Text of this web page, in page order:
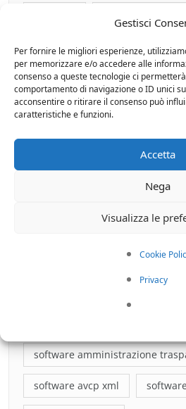
Gestisci
Per fornire le migliori esperienze,
per memorizzare e/o accedere alle
consenso a queste tecnologie ci
comportamento di navigazione o ID unici
acconsentire o ritirare il consenso può
caratteristiche e funzioni.
Accetta
Nega
Visualizza le
Cookie
Privacy
comma 32 art 1 legge 190/12
creazione file xml anac
D.L. n. 83/2012 ddl
decreto sviluppo decreto
delibera avcp elezioni
obblighi pubblica
software amministrazione
software avcp xml